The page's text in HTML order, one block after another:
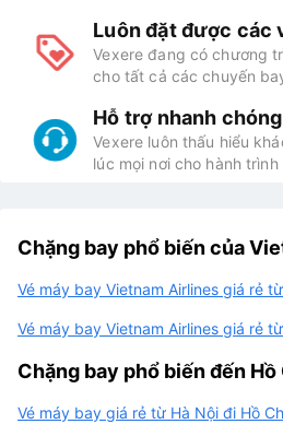
Luôn đặt được các
Vexere đang có chương
cho tất cả các chuyến
Hỗ trợ nhanh
Vexere luôn thấu hiểu
lúc mọi nơi cho hành
Chặng bay phổ biến của
Vé máy bay Vietnam Airlines giá rẻ
Vé máy bay Vietnam Airlines giá rẻ
Chặng bay phổ biến đến Hồ
Vé máy bay giá rẻ từ Hà Nội đi Hồ